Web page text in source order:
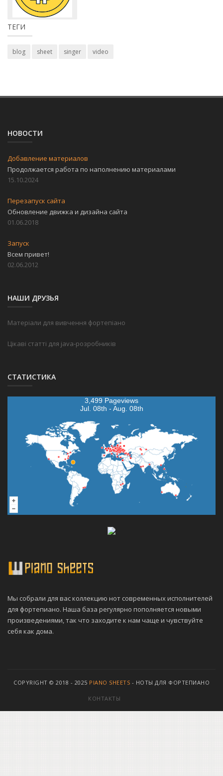
ТЕГИ
blog sheet singer video
НОВОСТИ
Добавление материалов
Продолжается работа по наполнению материалами
15.10.2024
Перезапуск сайта
Обновление движка и дизайна сайта
01.06.2018
Запуск
Всем привет!
02.06.2012
НАШИ ДРУЗЬЯ
Матеріали для вивчення фортепіано
Цікаві статті для java-розробників
СТАТИСТИКА
3,499 Pageviews
Jul. 08th - Aug. 08th
Мы собрали для вас коллекцию нот современных исполнителей
для фортепиано. Наша база регулярно пополняется новыми
произведениями, так что заходите к нам чаще и чувствуйте
себя как дома.
COPYRIGHT © 2018 - 2025 PIANO SHEETS - НОТЫ ДЛЯ ФОРТЕПИАНО
КОНТАКТЫ